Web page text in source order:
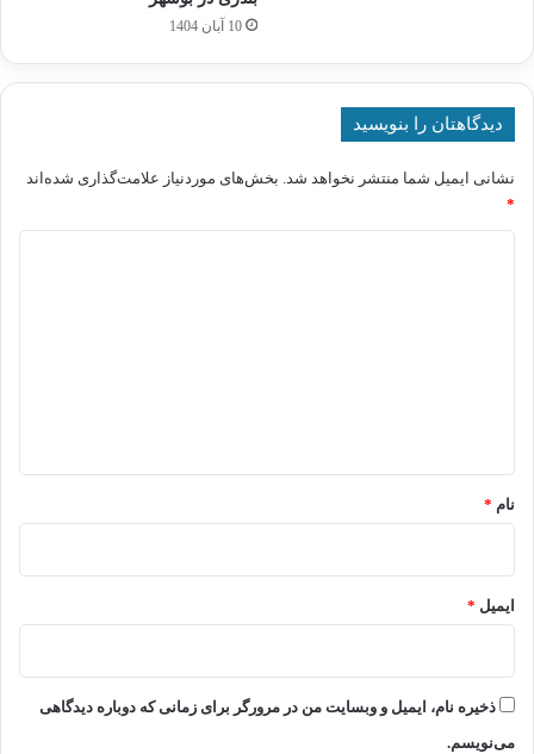
10 آبان 1404
دیدگاهتان را بنویسید
نشانی ایمیل شما منتشر نخواهد شد. بخش‌های موردنیاز علامت‌گذاری شده‌اند
*
نام *
ایمیل *
ذخیره نام، ایمیل و وبسایت من در مرورگر برای زمانی که دوباره دیدگاهی
می‌نویسم.